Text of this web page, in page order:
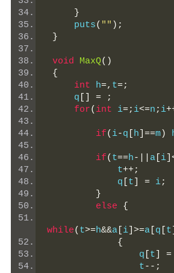
}
     puts
( "" );
}
void MaxQ()
{
int h=, t=;
     q
=
;
for( int i=; i<=n ; i
if( i-q h ]==m)
if( t==h-|| a i
             t
++;
             q
t = i;
}
else
{
while( t>=h&&a i ]>=a q t
{
                 q
t =
                 t
--;